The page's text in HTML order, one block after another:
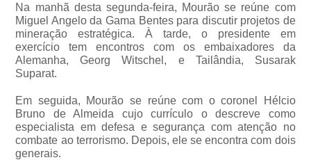
Na manhã desta segunda-feira, Mourão se reúne com
Miguel Angelo da Gama Bentes para discutir projetos de
mineração estratégica. À tarde, o presidente em
exercício tem encontros com os embaixadores da
Alemanha, Georg Witschel, e Tailândia, Susarak
Suparat.
Em seguida, Mourão se reúne com o coronel Hélcio
Bruno de Almeida cujo currículo o descreve como
especialista em defesa e segurança com atenção no
combate ao terrorismo. Depois, ele se encontra com dois
generais.